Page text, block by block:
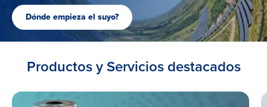
Dónde empieza el suyo?
Productos y Servicios destacados